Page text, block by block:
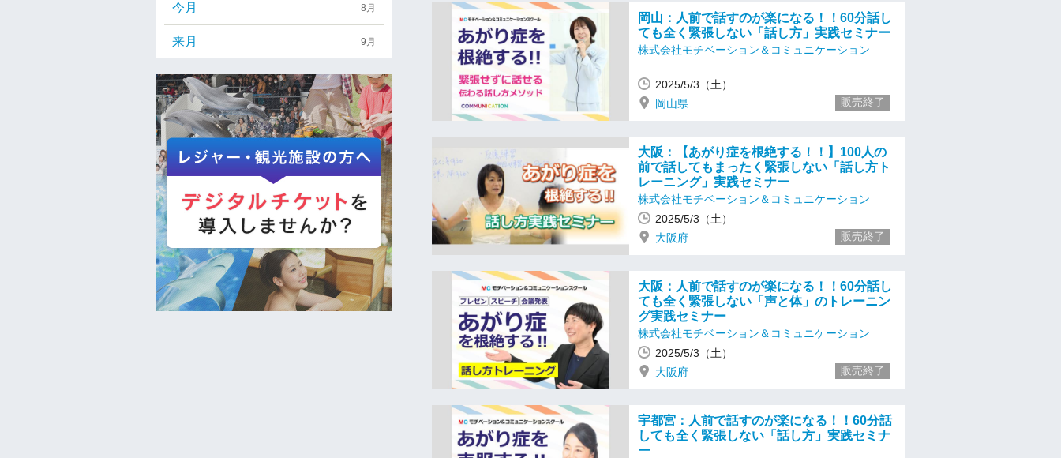
岡山：人前で話すのが楽になる！！60分話し
ても全く緊張しない「話し方」実践セミナー
株式会社モチベーション＆コミュニケーション
2025/5/3（土）
岡山県
販売終了
大阪：【あがり症を根絶する！！】100人の
前で話してもまったく緊張しない「話し方ト
レーニング」実践セミナー
株式会社モチベーション＆コミュニケーション
2025/5/3（土）
大阪府
販売終了
大阪：人前で話すのが楽になる！！60分話し
ても全く緊張しない「声と体」のトレーニン
グ実践セミナー
株式会社モチベーション＆コミュニケーション
2025/5/3（土）
大阪府
販売終了
宇都宮：人前で話すのが楽になる！！60分話
しても全く緊張しない「話し方」実践セミナ
ー
今月 8月
来月 9月